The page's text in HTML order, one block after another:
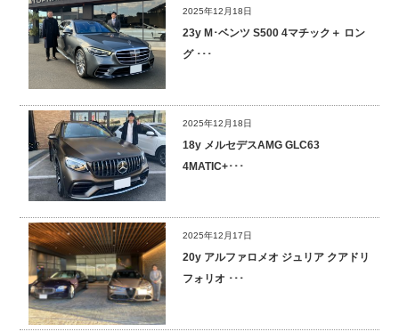
2025年12月18日
23y M･ベンツ S500 4マチック＋ ロン
グ ･･･
2025年12月18日
18y メルセデスAMG GLC63
4MATIC+･･･
2025年12月17日
20y アルファロメオ ジュリア クアドリ
フォリオ ･･･